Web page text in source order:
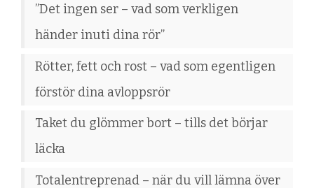
”Det ingen ser – vad som verkligen
händer inuti dina rör”
Rötter, fett och rost – vad som egentligen
förstör dina avloppsrör
Taket du glömmer bort – tills det börjar
läcka
Totalentreprenad – när du vill lämna över